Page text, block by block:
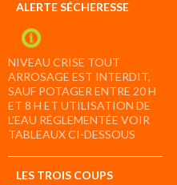
ALERTE SÉCHERESSE
NIVEAU CRISE TOUT
ARROSAGE EST INTERDIT,
SAUF POTAGER ENTRE 20 H
ET 8 H ET UTILISATION DE
L’EAU RÉGLEMENTÉE VOIR
TABLEAUX CI-DESSOUS
LES TROIS COUPS